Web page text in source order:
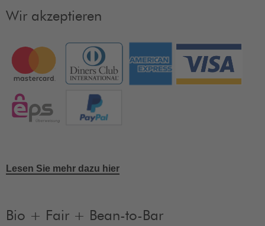
Wir akzeptieren
Lesen Sie mehr dazu hier
Bio + Fair + Bean-to-Bar